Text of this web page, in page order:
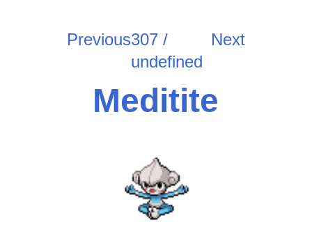
Previous307 /
undefined
Next
Meditite